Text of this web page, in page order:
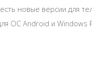
новые версии для
ОС Android и Windows